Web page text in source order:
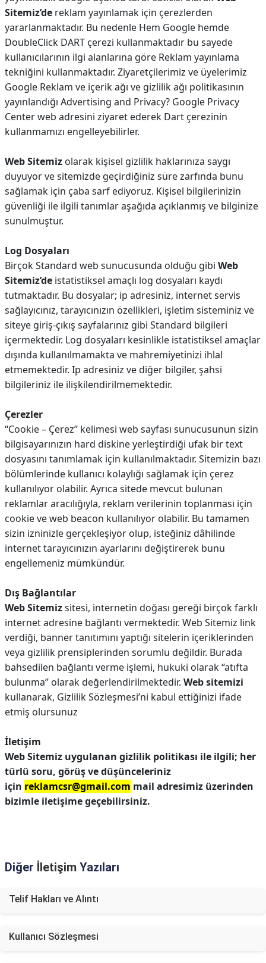
Sitemiz’de reklam yayınlamak için çerezlerden
yararlanmaktadır. Bu nedenle Hem Google hemde
DoubleClick DART çerezi kullanmaktadır bu sayede
kullanıcılarının ilgi alanlarına göre Reklam yayınlama
tekniğini kullanmaktadır. Ziyaretçilerimiz ve üyelerimiz
Google Reklam ve içerik ağı ve gizlilik ağı politikasının
yayınlandığı Advertising and Privacy? Google Privacy
Center web adresini ziyaret ederek Dart çerezinin
kullanmamızı engelleyebilirler.
Web Sitemiz olarak kişisel gizlilik haklarınıza saygı
duyuyor ve sitemizde geçirdiğiniz süre zarfında bunu
sağlamak için çaba sarf ediyoruz. Kişisel bilgilerinizin
güvenliği ile ilgili tanımlar aşağıda açıklanmış ve bilginize
sunulmuştur.
Log Dosyaları
Birçok Standard web sunucusunda olduğu gibi Web
Sitemiz’de istatistiksel amaçlı log dosyaları kaydı
tutmaktadır. Bu dosyalar; ip adresiniz, internet servis
sağlayıcınız, tarayıcınızın özellikleri, işletim sisteminiz ve
siteye giriş-çıkış sayfalarınız gibi Standard bilgileri
içermektedir. Log dosyaları kesinlikle istatistiksel amaçlar
dışında kullanılmamakta ve mahremiyetinizi ihlal
etmemektedir. Ip adresiniz ve diğer bilgiler, şahsi
bilgileriniz ile ilişkilendirilmemektedir.
Çerezler
“Cookie – Çerez” kelimesi web sayfası sunucusunun sizin
bilgisayarınızın hard diskine yerleştirdiği ufak bir text
dosyasını tanımlamak için kullanılmaktadır. Sitemizin bazı
bölümlerinde kullanıcı kolaylığı sağlamak için çerez
kullanılıyor olabilir. Ayrıca sitede mevcut bulunan
reklamlar aracılığıyla, reklam verilerinin toplanması için
cookie ve web beacon kullanılıyor olabilir. Bu tamamen
sizin izninizle gerçekleşiyor olup, isteğiniz dâhilinde
internet tarayıcınızın ayarlarını değiştirerek bunu
engellemeniz mümkündür.
Dış Bağlantılar
Web Sitemizsitesi, internetin doğası gereği birçok farklı
internet adresine bağlantı vermektedir. Web Sitemiz link
verdiği, banner tanıtımını yaptığı sitelerin içeriklerinden
veya gizlilik prensiplerinden sorumlu değildir. Burada
bahsedilen bağlantı verme işlemi, hukuki olarak “atıfta
bulunma” olarak değerlendirilmektedir. Web sitemizi
kullanarak, Gizlilik Sözleşmesi’ni kabul ettiğinizi ifade
etmiş olursunuz
İletişim
Web Sitemiz uygulanan gizlilik politikası ile ilgili; her
türlü soru, görüş ve düşünceleriniz
için reklamcsr@gmail.com mail adresimiz üzerinden
bizimle iletişime geçebilirsiniz.
Diğer İletişim Yazıları
Telif Hakları ve Alıntı
Kullanıcı Sözleşmesi